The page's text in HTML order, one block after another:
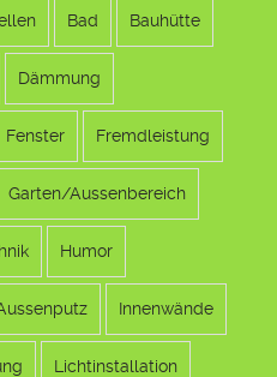
Bad Bauhütte
Dämmung
Fenster Fremdleistung
Garten/Aussenbereich
Humor
Innenwände
Lichtinstallation